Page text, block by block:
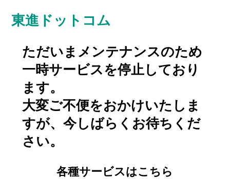
東進ドットコム
ただいまメンテナンスのため
一時サービスを停止しており
ます。
大変ご不便をおかけいたしま
すが、今しばらくお待ちくだ
さい。
各種サービスはこちら